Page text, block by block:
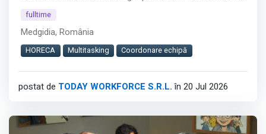
Drive Thru din Medgidia.︇︃︅︎︃︊︉︎​️︀︆︋​︁︁️︀​︋️︎︌​️︊︊︆︅︃︋︋︊︃︌︍
Rolul este potrivit pentru persoane cu experiență în
coordonarea echipelor, care își doresc responsabilități
Cerințe
fulltime
Medgidia, România
HORECA Multitasking Coordonare echipă
postat de TODAY WORKFORCE S.R.L. în 20 Jul 2026